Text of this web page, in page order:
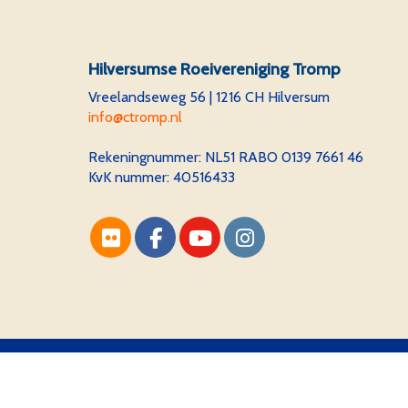
Hilversumse Roeivereniging Tromp
Vreelandseweg 56 | 1216 CH Hilversum
ofni@ctromp.nl
Rekeningnummer: NL51 RABO 0139 7661 46
KvK nummer: 40516433